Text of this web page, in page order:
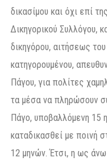
δικασίμου και όχι επί
Δικηγορικού Συλλόγου,
δικηγόρου, αιτήσεως
κατηγορουμένου,
Πάγου, για πολίτες
τα μέσα να πληρώσουν
Πάγο, υποβαλλόμενη 15
καταδικασθεί με ποινή
12 μηνών. Έτσι, η ως